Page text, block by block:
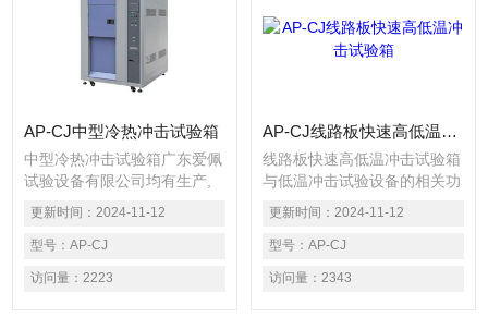
AP-CJ中型冷热冲击试验箱
中型冷热冲击试验箱广东爱佩
试验设备有限公司均有生产,
两者之间没有什么不同,只是
针对同款设备称多个名称而
已。它们的共同试验特点就是
给金属、光电、电子、橡胶、
塑料或复合材料做高温及极低
更新时间： 2024-11-12
型号： AP-CJ
访问量： 2223
AP-CJ线路板快速高低温冲击试验箱
线路板快速高低温冲击试验箱
与低温冲击试验设备的相关功
能可以溶合在一起做成一台设
备，它就是高低温冲击试验设
备。即是一台可以单独做高温
冲击试验+单独做低温冲击试
验+高低温交变冲击试验的设
更新时间： 2024-11-12
型号： AP-CJ
访问量： 2343